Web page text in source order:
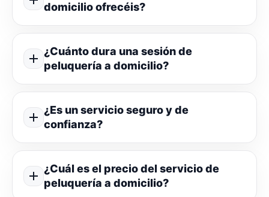
domicilio ofrecéis?
¿Cuánto dura una sesión de
peluquería a domicilio?
¿Es un servicio seguro y de
confianza?
¿Cuál es el precio del servicio de
peluquería a domicilio?